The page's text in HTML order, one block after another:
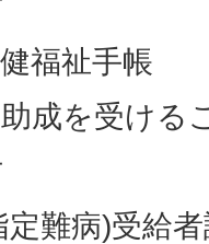
福祉手帳
成を受ける
定難病)受給